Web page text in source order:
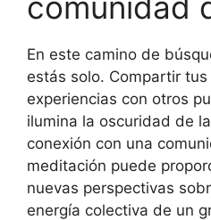
En este camino de
estás solo. Compartir
experiencias con otros
ilumina la oscuridad de
conexión con una
meditación puede
nuevas perspectivas
energía colectiva de un